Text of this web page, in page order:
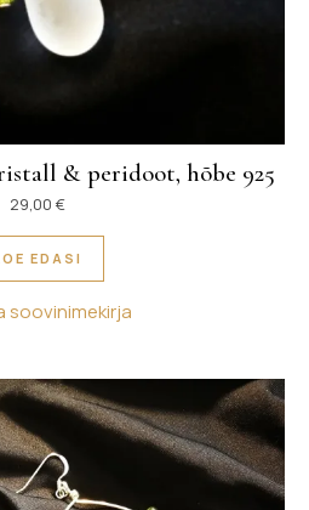
& peridoot, hõbe 925
29,00 €
EDASI
soovinimekirja